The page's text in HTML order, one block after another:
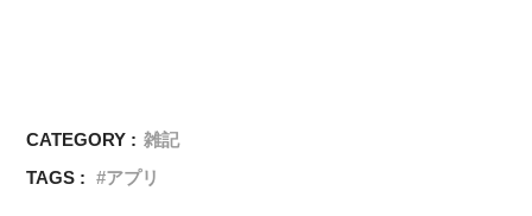
CATEGORY : 雑記
TAGS :
アプリ